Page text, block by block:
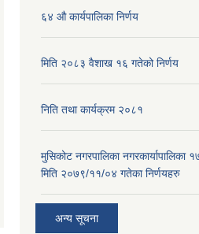
६४ औ कार्यपालिका निर्णय
मिति २०८३ वैशाख १६ गतेको निर्णय
निति तथा कार्यक्रम २०८१
मुसिकोट नगरपालिका
मिति २०७९/११/०४ गतेका निर्णयहरु
अन्य सूचना